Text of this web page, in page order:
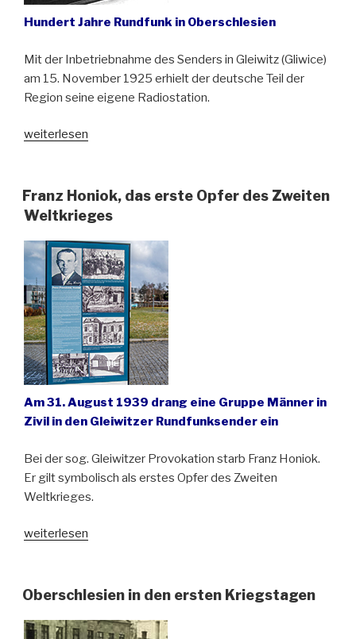
Hundert Jahre Rundfunk in Oberschlesien
Mit der Inbetriebnahme des Senders in Gleiwitz (Gliwice)
am 15. November 1925 erhielt der deutsche Teil der
Region seine eigene Radiostation.
„Achtung,
Gleiwitz“
weiterlesen
Franz Honiok, das erste Opfer des Zweiten
Weltkrieges
Am 31. August 1939 drang eine Gruppe Männer in
Zivil in den Gleiwitzer Rundfunksender ein
Bei der sog. Gleiwitzer Provokation starb Franz Honiok.
Er gilt symbolisch als erstes Opfer des Zweiten
Weltkrieges.
„Franz
erste
des
weiterlesen
Oberschlesien in den ersten Kriegstagen